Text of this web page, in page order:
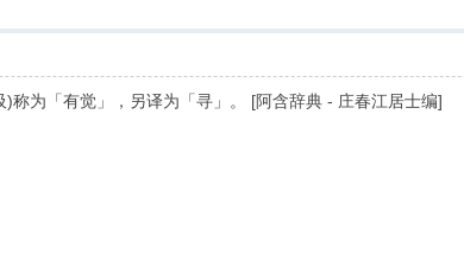
称为「有觉」，另译为「寻」。 [阿含辞典 - 庄春江居士编]